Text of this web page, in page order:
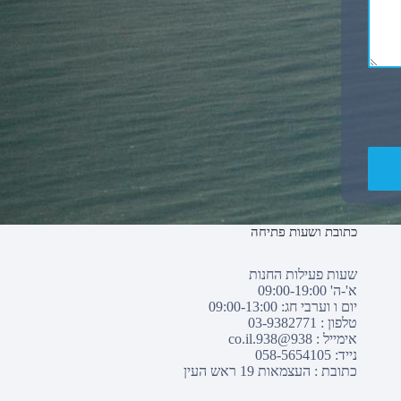
כתובת ושעות פתיחה
שעות פעילות החנות
א'-ה' 09:00-19:00
יום ו וערבי חג: 09:00-13:00
טלפון : 03-9382771
אימייל : 938@938.co.il
נייד: 058-5654105
כתובת : העצמאות 19 ראש העין